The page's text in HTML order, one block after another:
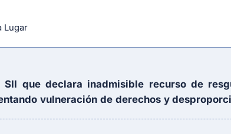
Lugar
SII que declara inadmisible recurso de
vulneración de derechos y